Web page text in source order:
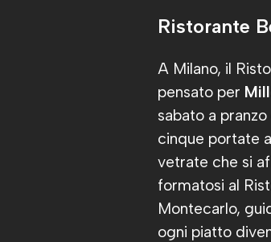
Ristorante
A Milano, il
pensato per
sabato a
cinque portate
vetrate che si
formatosi al
Montecarlo,
ogni piatto